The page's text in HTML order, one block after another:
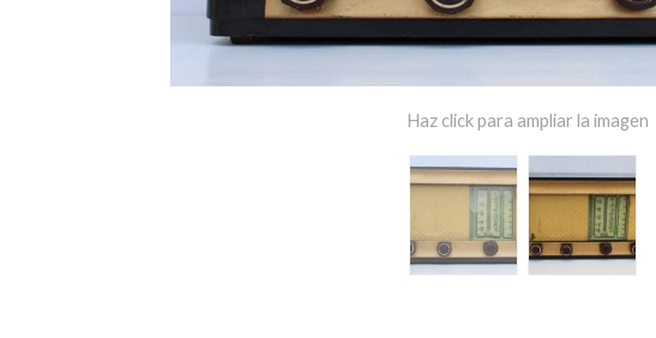
Haz click para ampliar la imagen